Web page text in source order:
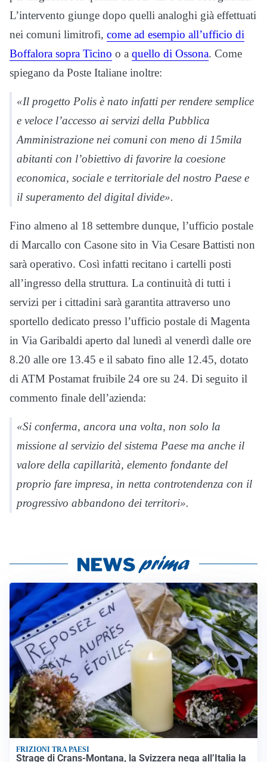
L’intervento giunge dopo quelli analoghi già effettuati
nei comuni limitrofi, come ad esempio all’ufficio di
Boffalora sopra Ticino o a quello di Ossona. Come
spiegano da Poste Italiane inoltre:
«Il progetto Polis è nato infatti per rendere semplice
e veloce l’accesso ai servizi della Pubblica
Amministrazione nei comuni con meno di 15mila
abitanti con l’obiettivo di favorire la coesione
economica, sociale e territoriale del nostro Paese e
il superamento del digital divide».
Fino almeno al 18 settembre dunque, l’ufficio postale
di Marcallo con Casone sito in Via Cesare Battisti non
sarà operativo. Così infatti recitano i cartelli posti
all’ingresso della struttura. La continuità di tutti i
servizi per i cittadini sarà garantita attraverso uno
sportello dedicato presso l’ufficio postale di Magenta
in Via Garibaldi aperto dal lunedì al venerdì dalle ore
8.20 alle ore 13.45 e il sabato fino alle 12.45, dotato
di ATM Postamat fruibile 24 ore su 24. Di seguito il
commento finale dell’azienda:
«Si conferma, ancora una volta, non solo la
missione al servizio del sistema Paese ma anche il
valore della capillarità, elemento fondante del
proprio fare impresa, in netta controtendenza con il
progressivo abbandono dei territori».
FRIZIONI TRA PAESI
Strage di Crans-Montana, la Svizzera nega all’Italia la